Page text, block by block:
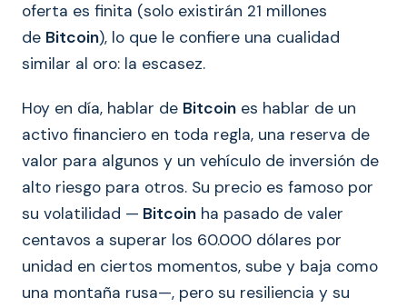
oferta es finita (solo existirán 21 millones
de Bitcoin), lo que le confiere una cualidad
similar al oro: la escasez.
Hoy en día, hablar de Bitcoin es hablar de un
activo financiero en toda regla, una reserva de
valor para algunos y un vehículo de inversión de
alto riesgo para otros. Su precio es famoso por
su volatilidad — Bitcoin ha pasado de valer
centavos a superar los 60.000 dólares por
unidad en ciertos momentos, sube y baja como
una montaña rusa—, pero su resiliencia y su